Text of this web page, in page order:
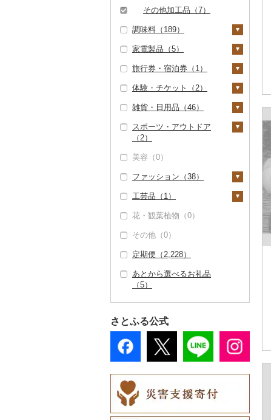
その他牛肉（精肉）
（1）
その他加工品（7）
調味料（189）
砂糖（0）
塩（0）
醤油（51）
味噌（0）
酢（0）
こしょう（0）
その他調味料（179）
家電製品（5）
季節・空調家電（0）
キッチン家電（0）
照明器具（0）
パソコン・周辺機器
（1）
TV・オーディオ・カ
旅行券・宿泊券（1）
旅行券（0）
宿泊券（1）
体験・チケット（2）
PayPay商品券（0）
食事券（0）
用券（0）
水族館（0）
動物園（0）
釣り（0）
ダイビング（0）
スキーチケット・リフ
ゴルフプレー券（0）
花火大会チケット
（0）
カタログギフト（0）
その他体験・チケット
雑貨・日用品（46）
家具・インテリア（1
2）
タンス（0）
机・テーブル（2）
椅子・チェア・ソファ
ア（6）
寝具（1）
布団（1）
枕（0）
毛布（0）
タオルケット（0）
その他寝具（0）
タオル（0）
文房具・印鑑（5）
ボールペン（0）
ノート・ファイル
その他文房具（5）
食器（1）
グラス・カップ（1）
タンブラー（0）
箸（0）
ナイフ（0）
皿・椀（0）
弁当箱（0）
その他食器（1）
キッチン用品（6）
包丁（0）
フライパン（0）
土鍋（0）
その他キッチン用品
（6）
日用品（0）
楽器・器材（0）
（0）
ご当地キャラクター
（0）
ベビー用品（0）
ペット用品（3）
防災グッズ（0）
スポーツ・アウトドア
（2）
ゴルフ（0）
釣り（0）
サイクリング（0）
アウトドア・キャンプ
美容（0）
ファッション（38）
鞄・バッグ（10）
トートバッグ・ショル
ツケース（0）
その他鞄・バッグ
（7）
洋服（18）
女性・レディース
子供・ベビー（8）
その他洋服（0）
和服（0）
靴・履物（0）
アクセサリー（0）
4）
財布（10）
ショール・ストール
（0）
ネクタイ・ベルト
工芸品（1）
織物（0）
陶器・漆器（1）
信楽焼（0）
唐津焼（0）
村上木彫堆朱（0）
その他陶器・漆器
（1）
その他装飾品・工芸品
花・観葉植物（0）
その他（0）
定期便（2,228）
あとから選べるお礼品
（5）
さとふる公式